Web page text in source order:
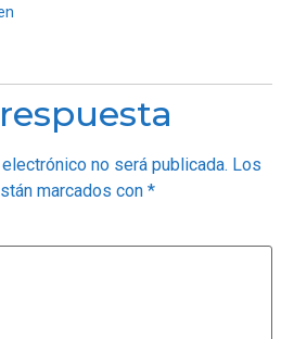
no será publicada. Los
marcados con *